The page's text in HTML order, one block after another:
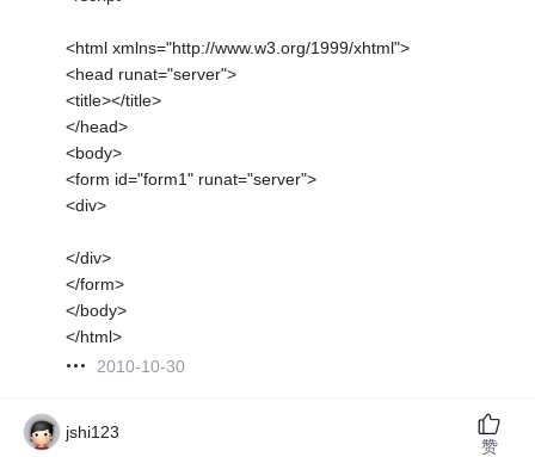
<html xmlns="http://www.w3.org/1999/xhtml">
<head runat="server">
<title></title>
</head>
<body>
<form id="form1" runat="server">
<div>
</div>
</form>
</body>
</html>
2010-10-30
jshi123
赞